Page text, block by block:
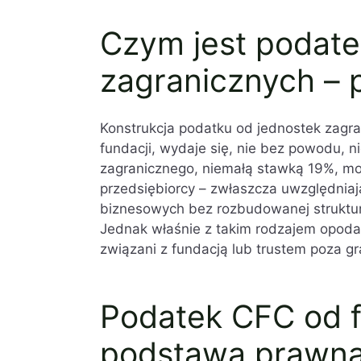
Czym jest
zagranicznych –
Konstrukcja podatku od jednostek
fundacji, wydaje się, nie bez powodu,
zagranicznego, niemałą stawką 19%,
przedsiębiorcy – zwłaszcza
biznesowych bez rozbudowanej
Jednak właśnie z takim rodzajem
związani z fundacją lub trustem poza
Podatek CFC od
podstawa